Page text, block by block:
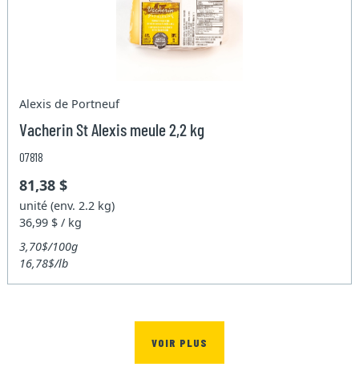
Alexis de Portneuf
Vacherin St Alexis meule 2,2 kg
07818
81,38 $
unité (env. 2.2 kg)
36,99 $ / kg
3,70$/100g
16,78$/lb
VOIR PLUS